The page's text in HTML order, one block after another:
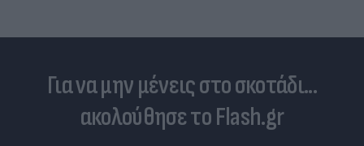
Για να μην μένεις στο σκοτάδι...
ακολούθησε το Flash.gr